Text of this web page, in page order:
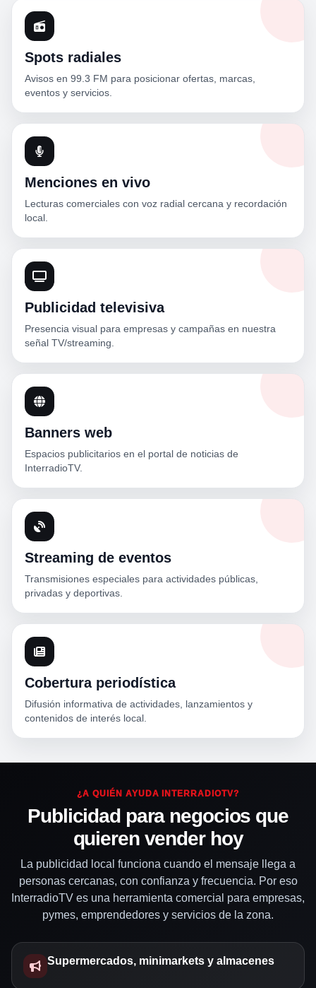
Spots radiales
Avisos en 99.3 FM para posicionar ofertas, marcas,
eventos y servicios.
Menciones en vivo
Lecturas comerciales con voz radial cercana y recordación
local.
Publicidad televisiva
Presencia visual para empresas y campañas en nuestra
señal TV/streaming.
Banners web
Espacios publicitarios en el portal de noticias de
InterradioTV.
Streaming de eventos
Transmisiones especiales para actividades públicas,
privadas y deportivas.
Cobertura periodística
Difusión informativa de actividades, lanzamientos y
contenidos de interés local.
¿A QUIÉN AYUDA INTERRADIOTV?
Publicidad para negocios que
quieren vender hoy
La publicidad local funciona cuando el mensaje llega a
personas cercanas, con confianza y frecuencia. Por eso
InterradioTV es una herramienta comercial para empresas,
pymes, emprendedores y servicios de la zona.
Supermercados, minimarkets y almacenes